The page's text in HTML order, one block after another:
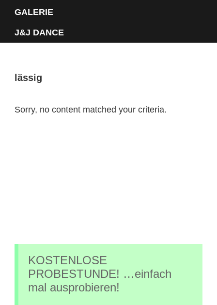
GALERIE
J&J DANCE
lässig
Sorry, no content matched your criteria.
KOSTENLOSE
PROBESTUNDE! …einfach
mal ausprobieren!